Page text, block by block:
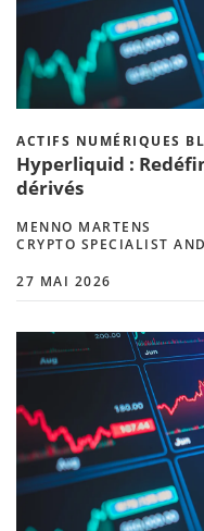
ACTIFS NUMÉRIQUES
Hyperliquid :
dérivés
MENNO MARTENS
CRYPTO SPECIALIST
27 MAI 2026